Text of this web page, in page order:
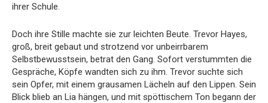
ihrer Schule.
Doch ihre Stille machte sie zur leichten Beute. Trevor Hayes,
groß, breit gebaut und strotzend vor unbeirrbarem
Selbstbewusstsein, betrat den Gang. Sofort verstummten die
Gespräche, Köpfe wandten sich zu ihm. Trevor suchte sich
sein Opfer, mit einem grausamen Lächeln auf den Lippen. Sein
Blick blieb an Lia hängen, und mit spöttischem Ton begann der